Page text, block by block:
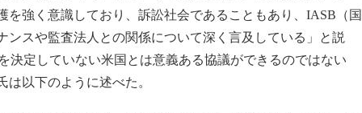
を強く意識しており、訴訟社会であることもあり、IASB（国
ンスや監査法人との関係について深く言及している」と説
決定していない米国とは意義ある協議ができるのではない
以下のように述べた。